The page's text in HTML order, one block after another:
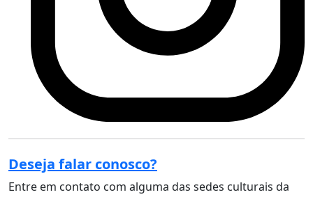
Deseja falar conosco?
Entre em contato com alguma das sedes culturais da